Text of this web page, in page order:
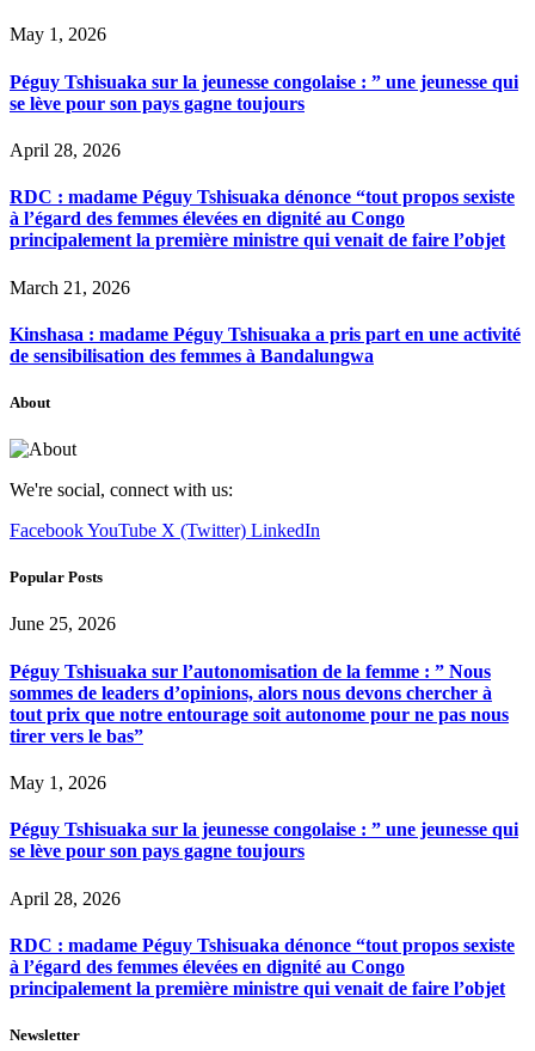
May 1, 2026
Péguy Tshisuaka sur la jeunesse congolaise : ” une jeunesse qui
se lève pour son pays gagne toujours
April 28, 2026
RDC : madame Péguy Tshisuaka dénonce “tout propos sexiste
à l’égard des femmes élevées en dignité au Congo
principalement la première ministre qui venait de faire l’objet
March 21, 2026
Kinshasa : madame Péguy Tshisuaka a pris part en une activité
de sensibilisation des femmes à Bandalungwa
About
We're social, connect with us:
FacebookYouTube X (Twitter) LinkedIn
Popular Posts
June 25, 2026
Péguy Tshisuaka sur l’autonomisation de la femme : ” Nous
sommes de leaders d’opinions, alors nous devons chercher à
tout prix que notre entourage soit autonome pour ne pas nous
tirer vers le bas”
May 1, 2026
Péguy Tshisuaka sur la jeunesse congolaise : ” une jeunesse qui
se lève pour son pays gagne toujours
April 28, 2026
RDC : madame Péguy Tshisuaka dénonce “tout propos sexiste
à l’égard des femmes élevées en dignité au Congo
principalement la première ministre qui venait de faire l’objet
Newsletter